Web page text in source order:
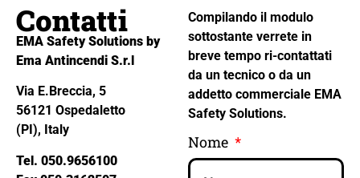
Contatti
EMA Safety Solutions by
Ema Antincendi S.r.l
Via E.Breccia, 5
56121 Ospedaletto
(PI), Italy
Tel. 050.9656100
Compilando il modulo
sottostante verrete in
breve tempo ri-contattati
da un tecnico o da un
addetto commerciale EMA
Safety Solutions.
Nome